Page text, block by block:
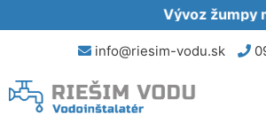
Vývoz žumpy
info@riesim-vodu.sk